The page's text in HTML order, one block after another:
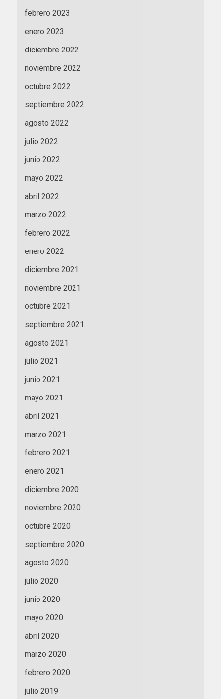
febrero 2023
enero 2023
diciembre 2022
noviembre 2022
octubre 2022
septiembre 2022
agosto 2022
julio 2022
junio 2022
mayo 2022
abril 2022
marzo 2022
febrero 2022
enero 2022
diciembre 2021
noviembre 2021
octubre 2021
septiembre 2021
agosto 2021
julio 2021
junio 2021
mayo 2021
abril 2021
marzo 2021
febrero 2021
enero 2021
diciembre 2020
noviembre 2020
octubre 2020
septiembre 2020
agosto 2020
julio 2020
junio 2020
mayo 2020
abril 2020
marzo 2020
febrero 2020
julio 2019